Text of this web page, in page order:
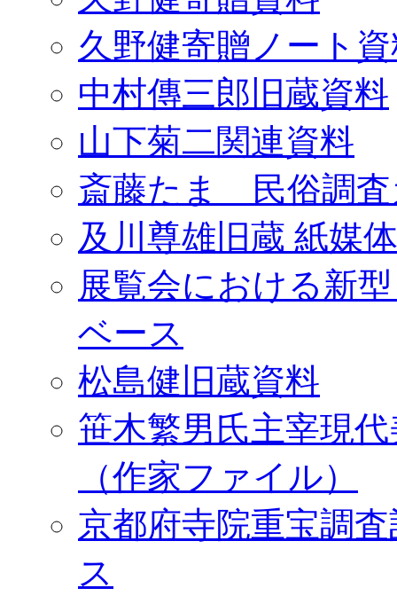
久野健寄贈ノート
中村傳三郎旧蔵資料
山下菊二関連資料
斎藤たま 民俗調査
及川尊雄旧蔵 紙媒
展覧会における新
ベース
松島健旧蔵資料
笹木繁男氏主宰現
（作家ファイル）
京都府寺院重宝調
ス